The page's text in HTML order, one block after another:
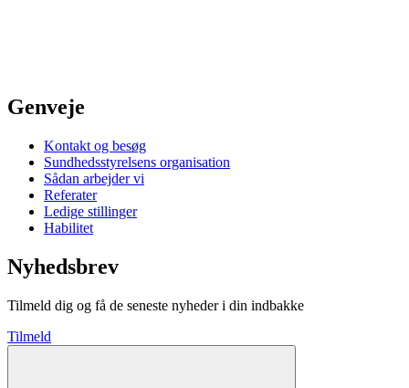
Genveje
Kontakt og besøg
Sundhedsstyrelsens organisation
Sådan arbejder vi
Referater
Ledige stillinger
Habilitet
Nyhedsbrev
Tilmeld dig og få de seneste nyheder i din indbakke
Tilmeld